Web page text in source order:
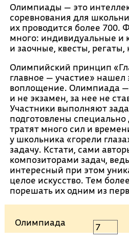
Олимпиады — это
соревнования для
их проводится более 700.
много: индивидуальные и
и заочные, квесты, регаты,
Олимпийский принцип
главное — участие» нашел
воплощение. Олимпиада —
и не экзамен, за нее не
Участники выполняют
подготовлены
тратят много сил и
у школьника «горели
задачу. Кстати, сами
композиторами задач,
интересный при этом
целое искусство. Тем
порешать их одним из
Олимпиада
7